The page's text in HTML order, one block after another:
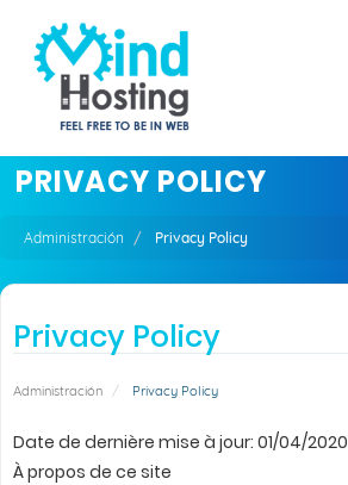
PRIVACY POLICY
Administración Privacy Policy
Privacy Policy
Administración Privacy Policy
Date de dernière mise à jour: 01/04/2020
À propos de ce site